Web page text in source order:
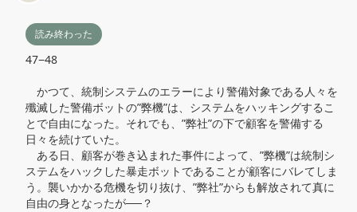
読み終わった
47−48
かつて、統制システムのエラーにより警備対象である人々を
殲滅した警備ボットの”弊機”は、システムをハッキングするこ
とで自由になった。それでも、”弊社”の下で顧客を警備する
日々を続けていた。
ある日、顧客が巻き込まれた事件によって、”弊機”は統制シ
ステムをハックした暴走ボットであることが顧客にバレてしま
う。襲いかかる危機を切り抜け、”弊社”からも解放されて真に
自由の身となったが──？